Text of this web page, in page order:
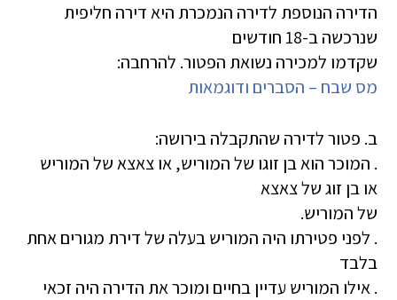
הדירה הנוספת לדירה הנמכרת היא דירה חליפית
שנרכשה ב-18 חודשים
שקדמו למכירה נשואת הפטור. להרחבה:
מס שבח – הסברים ודוגמאות
ב. פטור לדירה שהתקבלה בירושה:
. המוכר הוא בן זוגו של המוריש, או צאצא של המוריש
או בן זוג של צאצא
של המוריש.
. לפני פטירתו היה המוריש בעלה של דירת מגורים אחת
בלבד
. אילו המוריש עדיין בחיים ומוכר את הדירה היה זכאי